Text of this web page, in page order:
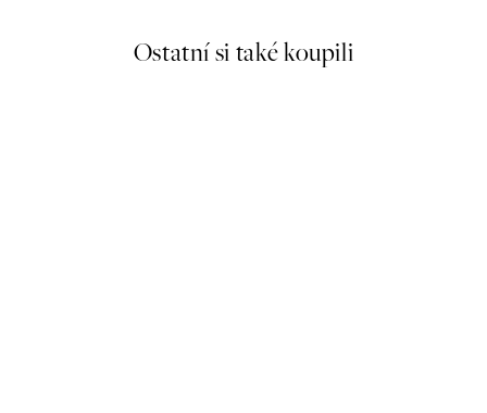
Ostatní si také koupili